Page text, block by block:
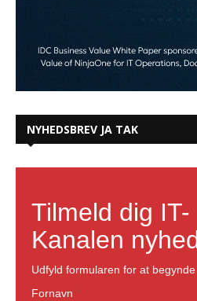
NYHEDSBREV JA TAK